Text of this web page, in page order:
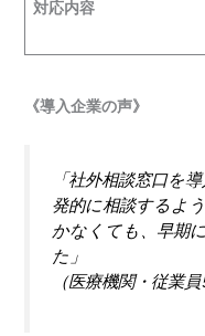
対応内容
《導入企業の声》
「社外相談窓口を
発的に相談するよ
かなくても、早期
た」
（医療機関・従業員